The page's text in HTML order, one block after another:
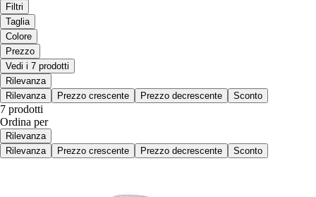
Filtri
Taglia
Colore
Prezzo
Vedi i 7 prodotti
Rilevanza
Rilevanza
Prezzo crescente Prezzo decrescente Sconto
7 prodotti
Ordina per
Rilevanza
Rilevanza
Prezzo crescente Prezzo decrescente Sconto